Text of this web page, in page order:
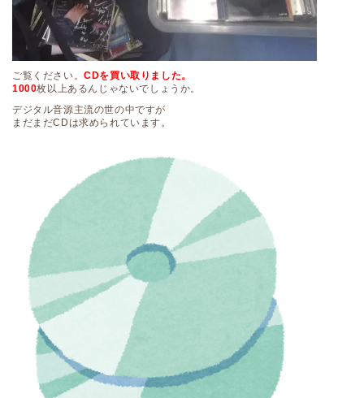
ご覧ください。CDを買い取りました。
1000枚以上あるんじゃないでしょうか。
デジタル音源主流の世の中ですが
まだまだCDは求められています。